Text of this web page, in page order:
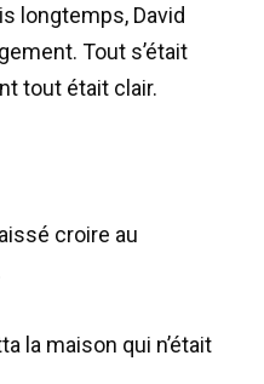
longtemps, David
Tout s’était
tout était clair.
croire au
la maison qui n’était